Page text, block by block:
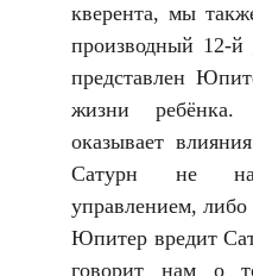
кверента, мы
производный 12-й
представлен
жизни
оказывает
Сатурн не
управлением, либо
Юпитер вредит
говорит нам о